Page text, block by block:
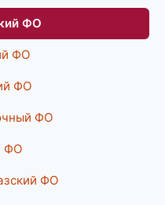
ФО
ФО
ФО
ФО
ФО
ФО